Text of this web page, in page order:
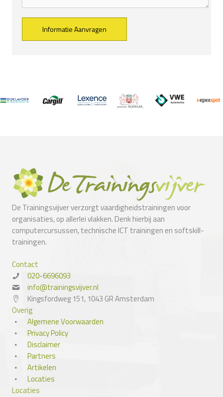
De Trainingsvijver verzorgt vaardigheidstrainingen voor
organisaties, op allerlei vlakken. Denk hierbij aan
computercursussen, technische ICT trainingen en softskill-
trainingen.
Contact
020-6696093
info@trainingsvijver.nl
Kingsfordweg 151, 1043 GR Amsterdam
Overig
Algemene Voorwaarden
Privacy Policy
Disclaimer
Partners
Artikelen
Locaties
Locaties